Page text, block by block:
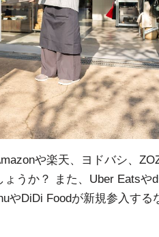
や楽天、ヨドバシ、
うか？ また、Uber Eatsやd
やDiDi Foodが新規参入する